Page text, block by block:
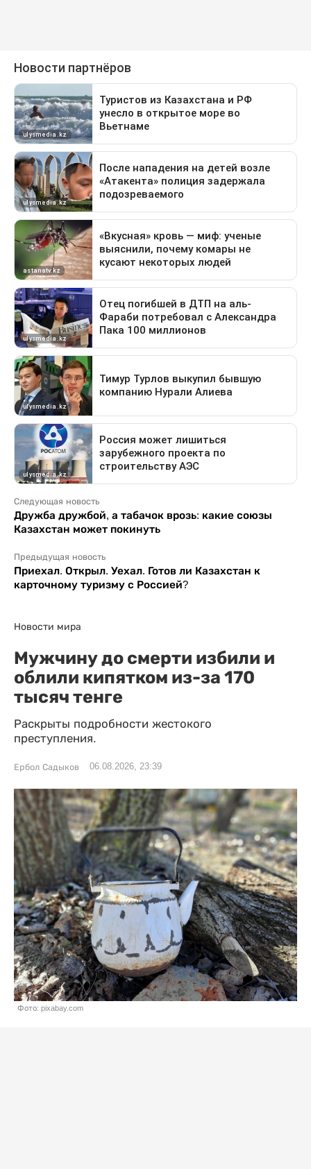
Следующая новость
Дружба дружбой, а табачок врозь: какие союзы
Казахстан может покинуть
Предыдущая новость
Приехал. Открыл. Уехал. Готов ли Казахстан к
карточному туризму с Россией?
Новости мира
Мужчину до смерти избили и
облили кипятком из-за 170
тысяч тенге
Раскрыты подробности жестокого
преступления.
Ербол Садыков 06.08.2026, 23:39
Фото: pixabay.com